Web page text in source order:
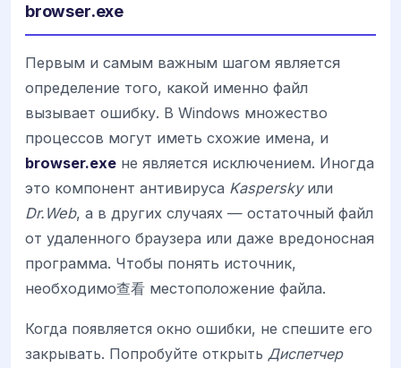
browser.exe
Первым и самым важным шагом является
определение того, какой именно файл
вызывает ошибку. В Windows множество
процессов могут иметь схожие имена, и
browser.exe не является исключением. Иногда
это компонент антивируса Kasperskyили
Dr.Web, а в других случаях — остаточный файл
от удаленного браузера или даже вредоносная
программа. Чтобы понять источник,
необходимо查看 местоположение файла.
Когда появляется окно ошибки, не спешите его
закрывать. Попробуйте открыть Диспетчер